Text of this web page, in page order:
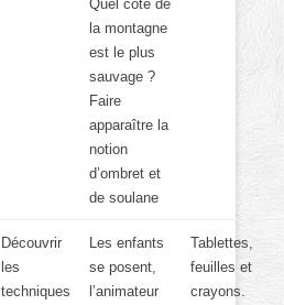
Quel côté de
la montagne
est le plus
sauvage ?
Faire
apparaître la
notion
d’ombret et
de soulane
Découvrir
les
techniques
Les enfants
se posent,
l’animateur
Tablettes,
feuilles et
crayons.